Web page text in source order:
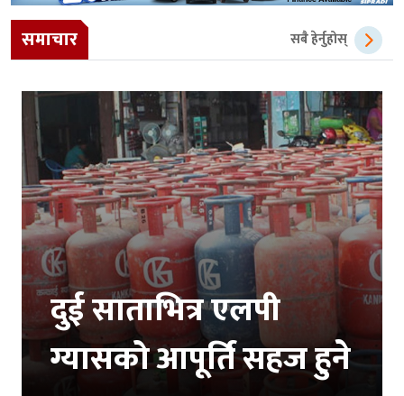
समाचार सबै हेर्नुहोस्
दुई साताभित्र एलपी
ग्यासको आपूर्ति सहज हुने